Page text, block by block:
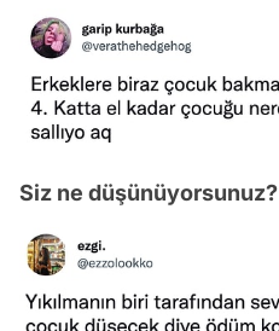
Siz ne düşünüyorsunuz?